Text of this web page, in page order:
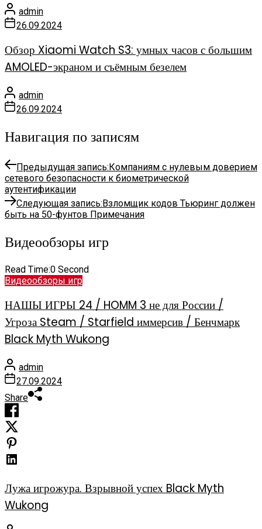
admin
26.09.2024
Обзор Xiaomi Watch S3: умных часов с большим
AMOLED-экраном и съёмным безелем
admin
26.09.2024
Навигация по записям
Предыдущая запись:Компаниям с нулевым доверием
сетевого безопасности к биометрической
аутентификации
Следующая запись:Взломщик кодов Тьюринг должен
быть на 50-фунтов Примечания
Видеообзоры игр
Read Time:0 Second
Видеообзоры игр
НАШЫ ИГРЫ 24 / HOMM 3 не для России /
Угроза Steam / Starfield иммерсив / Бенчмарк
Black Myth Wukong
admin
27.09.2024
Share
Лужа игрожура. Взрывной успех Black Myth
Wukong